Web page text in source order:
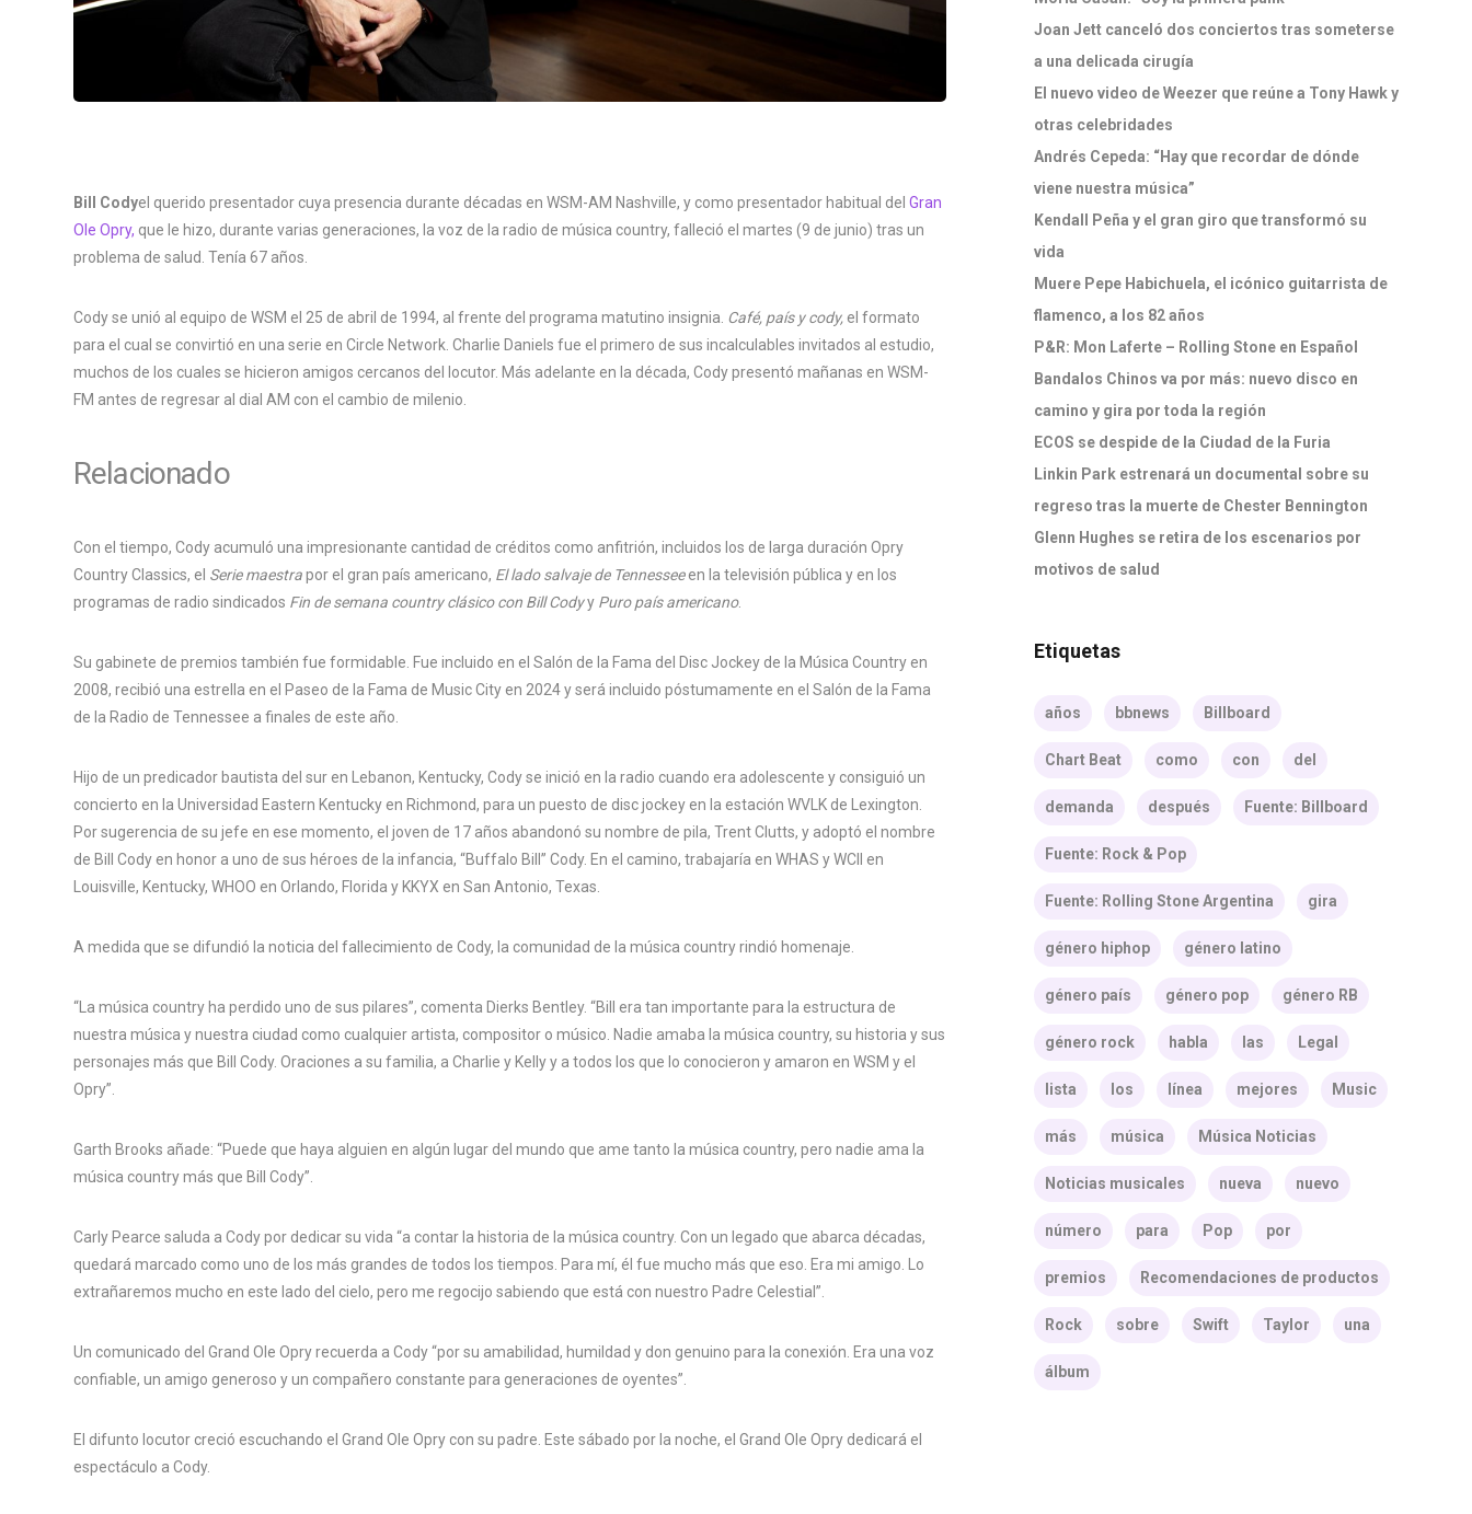
Bill Codyel querido presentador cuya presencia durante décadas en WSM-AM Nashville, y como presentador habitual del Gran
Ole Opry, que le hizo, durante varias generaciones, la voz de la radio de música country, falleció el martes (9 de junio) tras un
problema de salud. Tenía 67 años.
Cody se unió al equipo de WSM el 25 de abril de 1994, al frente del programa matutino insignia. Café, país y cody, el formato
para el cual se convirtió en una serie en Circle Network. Charlie Daniels fue el primero de sus incalculables invitados al estudio,
muchos de los cuales se hicieron amigos cercanos del locutor. Más adelante en la década, Cody presentó mañanas en WSM-
FM antes de regresar al dial AM con el cambio de milenio.
Relacionado
Con el tiempo, Cody acumuló una impresionante cantidad de créditos como anfitrión, incluidos los de larga duración Opry
Country Classics, el Serie maestrapor el gran país americano, El lado salvaje de Tennesseeen la televisión pública y en los
programas de radio sindicados Fin de semana country clásico con Bill Codyy Puro país americano.
Su gabinete de premios también fue formidable. Fue incluido en el Salón de la Fama del Disc Jockey de la Música Country en
2008, recibió una estrella en el Paseo de la Fama de Music City en 2024 y será incluido póstumamente en el Salón de la Fama
de la Radio de Tennessee a finales de este año.
Hijo de un predicador bautista del sur en Lebanon, Kentucky, Cody se inició en la radio cuando era adolescente y consiguió un
concierto en la Universidad Eastern Kentucky en Richmond, para un puesto de disc jockey en la estación WVLK de Lexington.
Por sugerencia de su jefe en ese momento, el joven de 17 años abandonó su nombre de pila, Trent Clutts, y adoptó el nombre
de Bill Cody en honor a uno de sus héroes de la infancia, “Buffalo Bill” Cody. En el camino, trabajaría en WHAS y WCII en
Louisville, Kentucky, WHOO en Orlando, Florida y KKYX en San Antonio, Texas.
A medida que se difundió la noticia del fallecimiento de Cody, la comunidad de la música country rindió homenaje.
“La música country ha perdido uno de sus pilares”, comenta Dierks Bentley. “Bill era tan importante para la estructura de
nuestra música y nuestra ciudad como cualquier artista, compositor o músico. Nadie amaba la música country, su historia y sus
personajes más que Bill Cody. Oraciones a su familia, a Charlie y Kelly y a todos los que lo conocieron y amaron en WSM y el
Opry”.
Garth Brooks añade: “Puede que haya alguien en algún lugar del mundo que ame tanto la música country, pero nadie ama la
música country más que Bill Cody”.
Carly Pearce saluda a Cody por dedicar su vida “a contar la historia de la música country. Con un legado que abarca décadas,
quedará marcado como uno de los más grandes de todos los tiempos. Para mí, él fue mucho más que eso. Era mi amigo. Lo
extrañaremos mucho en este lado del cielo, pero me regocijo sabiendo que está con nuestro Padre Celestial”.
Un comunicado del Grand Ole Opry recuerda a Cody “por su amabilidad, humildad y don genuino para la conexión. Era una voz
confiable, un amigo generoso y un compañero constante para generaciones de oyentes”.
El difunto locutor creció escuchando el Grand Ole Opry con su padre. Este sábado por la noche, el Grand Ole Opry dedicará el
espectáculo a Cody.
Joan Jett canceló dos conciertos tras someterse
a una delicada cirugía
El nuevo video de Weezer que reúne a Tony Hawk y
otras celebridades
Andrés Cepeda: “Hay que recordar de dónde
viene nuestra música”
Kendall Peña y el gran giro que transformó su
vida
Muere Pepe Habichuela, el icónico guitarrista de
flamenco, a los 82 años
P&R: Mon Laferte – Rolling Stone en Español
Bandalos Chinos va por más: nuevo disco en
camino y gira por toda la región
ECOS se despide de la Ciudad de la Furia
Linkin Park estrenará un documental sobre su
regreso tras la muerte de Chester Bennington
Glenn Hughes se retira de los escenarios por
motivos de salud
Etiquetas
años bbnews Billboard
Chart Beat como con del
demanda después Fuente: Billboard
Fuente: Rock & Pop
Fuente: Rolling Stone Argentina gira
género hiphop género latino
género país género pop género RB
género rock habla las Legal
lista los línea mejores Music
más música Música Noticias
Noticias musicales nueva nuevo
número para Pop por
premios Recomendaciones de productos
Rock sobre Swift Taylor una
álbum